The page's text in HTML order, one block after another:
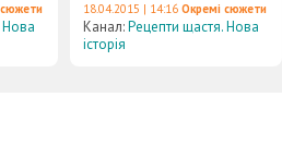
Нова
18.04.2015 | 14:16 Окремі сюжети
Канал:Рецепти щастя. Нова
історія